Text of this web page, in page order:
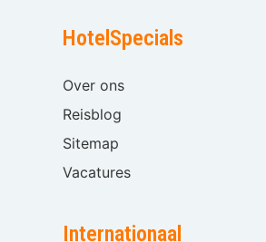
HotelSpecials
Over ons
Reisblog
Sitemap
Vacatures
Internationaal